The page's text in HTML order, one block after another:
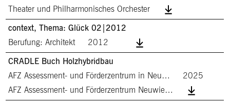
Theater und Philharmonisches Orchester
context, Thema: Glück 02|2012
Berufung: Architekt
2012
CRADLE Buch Holzhybridbau
AFZ Assessment- und Förderzentrum in Neu…
2025
AFZ Assessment- und Förderzentrum Neuwie…